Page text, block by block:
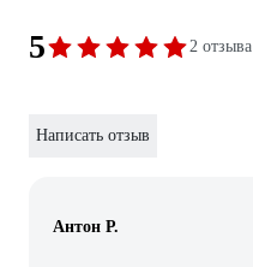
5 2 отзыва
Написать отзыв
Антон Р.